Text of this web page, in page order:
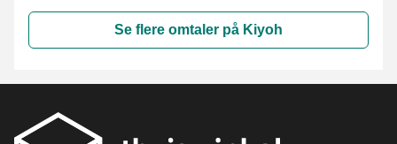
Se flere omtaler på Kiyoh